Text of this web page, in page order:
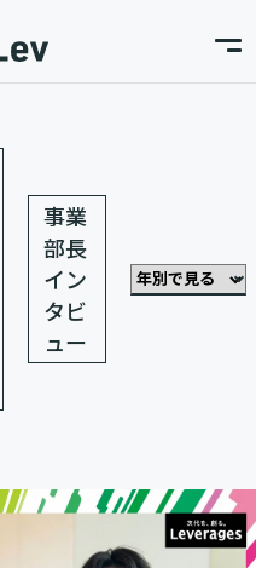
事業
部長
イン
タビ
ュー